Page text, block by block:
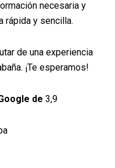
necesaria y
rápida y sencilla.
de una experiencia
¡Te esperamos!
de 3,9